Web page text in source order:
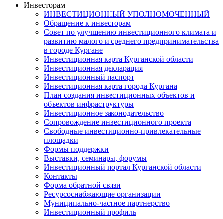
Инвесторам
ИНВЕСТИЦИОННЫЙ УПОЛНОМОЧЕННЫЙ
Обращение к инвесторам
Совет по улучшению инвестиционного климата и
развитию малого и среднего предпринимательства
в городе Кургане
Инвестиционная карта Курганской области
Инвестиционная декларация
Инвестиционный паспорт
Инвестиционная карта города Кургана
План создания инвестиционных объектов и
объектов инфраструктуры
Инвестиционное законодательство
Сопровождение инвестиционного проекта
Свободные инвестиционно-привлекательные
площадки
Формы поддержки
Выставки, семинары, форумы
Инвестиционный портал Курганской области
Контакты
Форма обратной связи
Ресурсоснабжающие организации
Муниципально-частное партнерство
Инвестиционный профиль